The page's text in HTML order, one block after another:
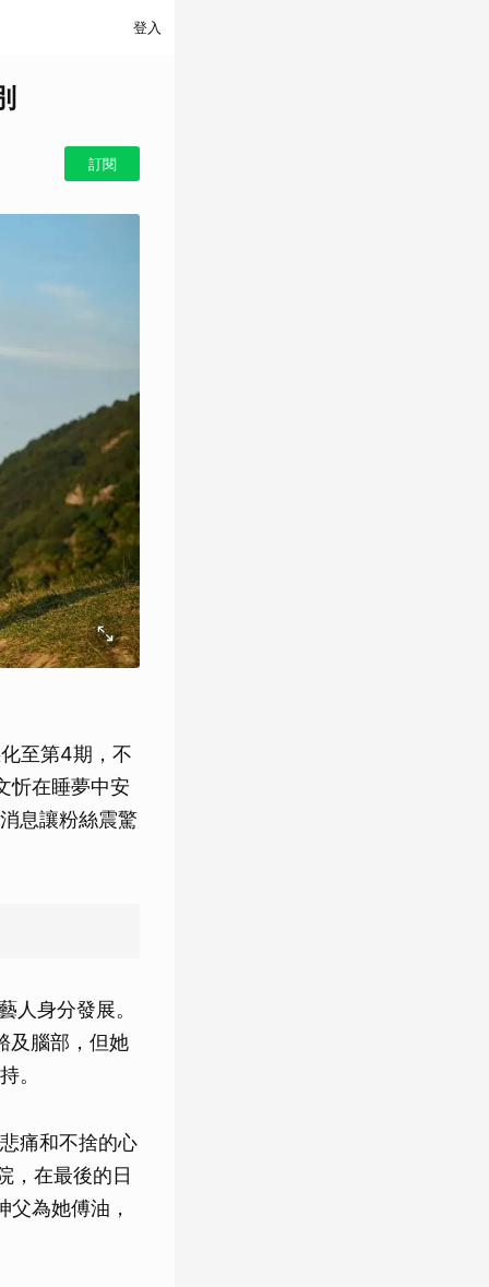
登入
訂閱
至第4期，不
忻在睡夢中安
息讓粉絲震驚
人身分發展。
及腦部，但她
。
痛和不捨的心
，在最後的日
為她傅油，